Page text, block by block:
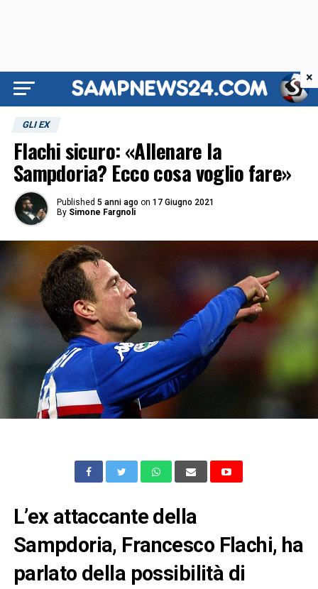
GLI EX
Flachi sicuro: «Allenare la
Sampdoria? Ecco cosa voglio fare»
Published 5 anni ago on 17 Giugno 2021
By Simone Fargnoli
L’ex attaccante della
Sampdoria, Francesco Flachi, ha
parlato della possibilità di
×